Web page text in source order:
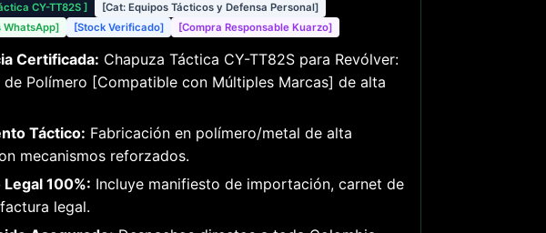
CY-TT82S ]
[Cat: Equipos Tácticos y Defensa Personal]
WhatsApp]
[Stock Verificado] [Compra Responsable Kuarzo]
Certificada: Chapuza Táctica CY-TT82S para Revólver:
de Polímero [Compatible con Múltiples Marcas] de alta
Táctico: Fabricación en polímero/metal de alta
mecanismos reforzados.
Legal 100%: Incluye manifiesto de importación, carnet de
legal.